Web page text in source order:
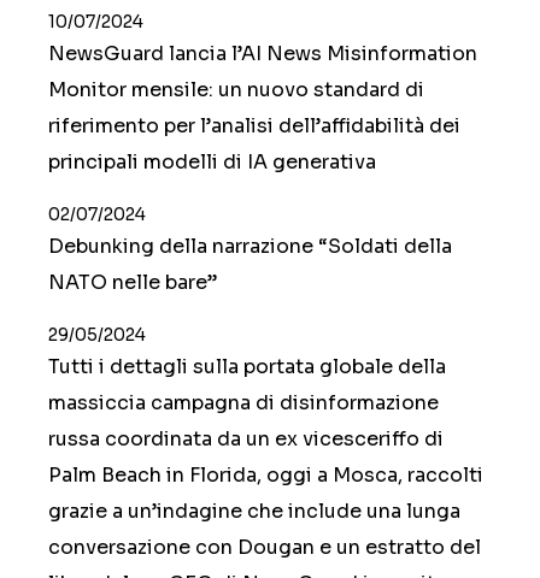
10/07/2024
NewsGuard lancia l’AI News Misinformation
Monitor mensile: un nuovo standard di
riferimento per l’analisi dell’affidabilità dei
principali modelli di IA generativa
02/07/2024
Debunking della narrazione “Soldati della
NATO nelle bare”
29/05/2024
Tutti i dettagli sulla portata globale della
massiccia campagna di disinformazione
russa coordinata da un ex vicesceriffo di
Palm Beach in Florida, oggi a Mosca, raccolti
grazie a un’indagine che include una lunga
conversazione con Dougan e un estratto del